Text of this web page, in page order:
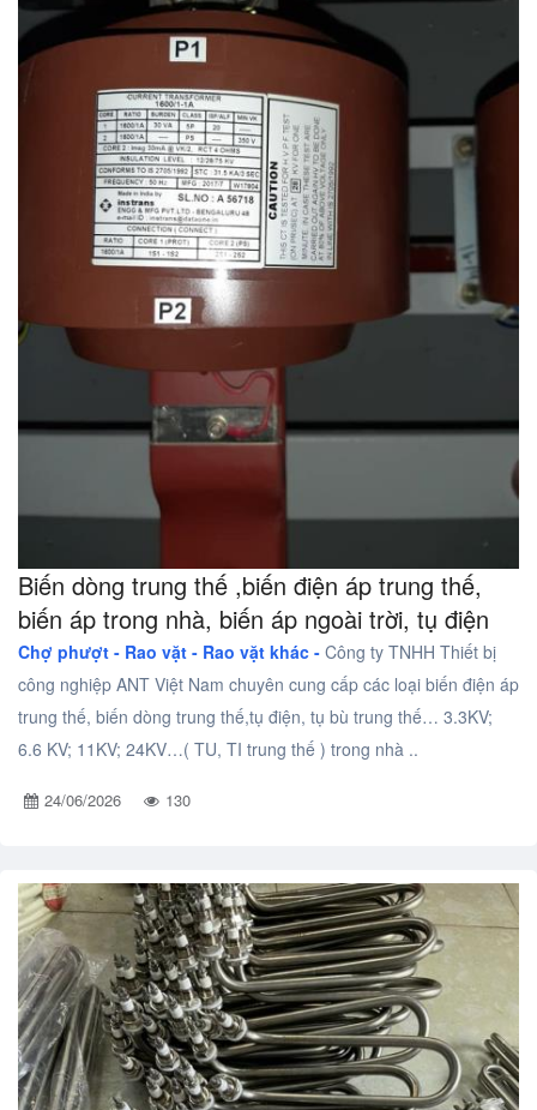
Biến dòng trung thế ,biến điện áp trung thế,
biến áp trong nhà, biến áp ngoài trời, tụ điện
Chợ phượt - Rao vặt - Rao vặt khác - Công ty TNHH Thiết bị
công nghiệp ANT Việt Nam chuyên cung cấp các loại biến điện áp
trung thế, biến dòng trung thế,tụ điện, tụ bù trung thế… 3.3KV;
6.6 KV; 11KV; 24KV…( TU, TI trung thế ) trong nhà ..
24/06/2026 130